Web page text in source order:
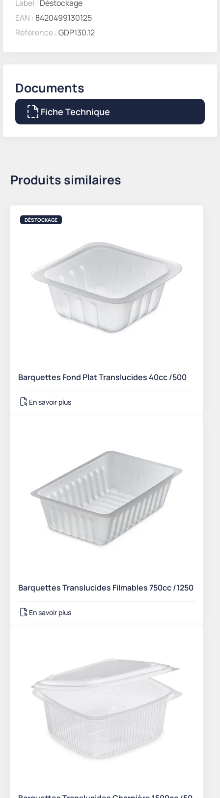
Label : Déstockage
EAN : 8420499130125
Référence : GDP130.12
Documents
Fiche Technique
Produits similaires
DÉSTOCKAGE
Barquettes Fond Plat Translucides 40cc /500
En savoir plus
Barquettes Translucides Filmables 750cc /1250
En savoir plus